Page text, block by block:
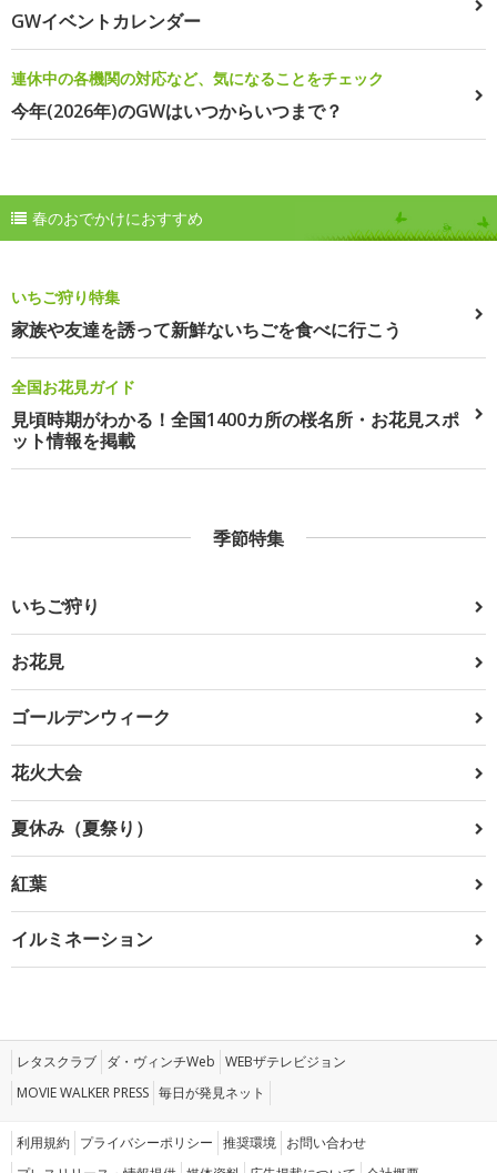
GWイベントカレンダー
連休中の各機関の対応など、気になることをチェック
今年(2026年)のGWはいつからいつまで？
春のおでかけにおすすめ
いちご狩り特集
家族や友達を誘って新鮮ないちごを食べに行こう
全国お花見ガイド
見頃時期がわかる！全国1400カ所の桜名所・お花見スポ
ット情報を掲載
季節特集
いちご狩り
お花見
ゴールデンウィーク
花火大会
夏休み（夏祭り）
紅葉
イルミネーション
レタスクラブ ダ・ヴィンチWeb WEBザテレビジョン
MOVIE WALKER PRESS 毎日が発見ネット
利用規約 プライバシーポリシー 推奨環境 お問い合わせ